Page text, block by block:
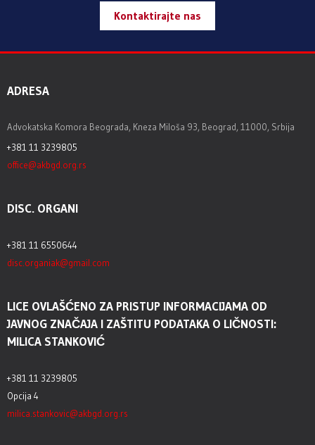
Kontaktirajte nas
ADRESA
Advokatska Komora Beograda, Kneza Miloša 93, Beograd, 11000, Srbija
+381 11 3239805
office@akbgd.org.rs
DISC. ORGANI
+381 11 6550644
disc.organiak@gmail.com
LICE OVLAŠĆENO ZA PRISTUP INFORMACIJAMA OD
JAVNOG ZNAČAJA I ZAŠTITU PODATAKA O LIČNOSTI:
MILICA STANKOVIĆ
+381 11 3239805
Opcija 4
milica.stankovic@akbgd.org.rs